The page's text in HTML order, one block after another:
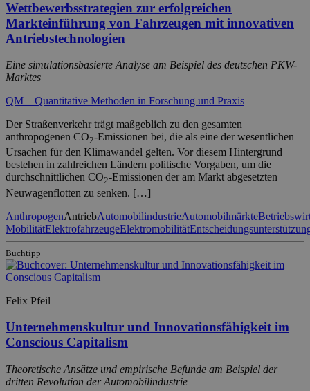
Wettbewerbsstrategien zur erfolgreichen
Markteinführung von Fahrzeugen mit innovativen
Antriebstechnologien
Eine simulationsbasierte Analyse am Beispiel des deutschen PKW-
Marktes
QM – Quantitative Methoden in Forschung und Praxis
Der Straßenverkehr trägt maßgeblich zu den gesamten
anthropogenen CO2-Emissionen bei, die als eine der wesentlichen
Ursachen für den Klimawandel gelten. Vor diesem Hintergrund
bestehen in zahlreichen Ländern politische Vorgaben, um die
durchschnittlichen CO2-Emissionen der am Markt abgesetzten
Neuwagenflotten zu senken. […]
AnthropogenAntriebAutomobilindustrieAutomobilmärkte
MobilitätElektrofahrzeugeElektromobilität
Buchtipp
Felix Pfeil
Unternehmenskultur und Innovationsfähigkeit im
Conscious Capitalism
Theoretische Ansätze und empirische Befunde am Beispiel der
dritten Revolution der Automobilindustrie